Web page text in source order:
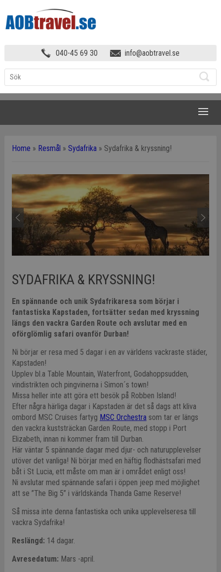
040-45 69 30 info@aobtravel.se
Home » Resmål » Sydafrika» Sydafrika & kryssning!
SYDAFRIKA & KRYSSNING!
En spännande och unik Sydafrikaresa som börjar i
fantastiska Kapstaden, fortsätter sedan med kryssning
längs den vackra Garden Route och avslutar med en
oförglömlig safari ovanför Durban!
Ni börjar er resa med 5 dagar i en av världens vackraste städer,
Kapstaden!
Upplev bl.a Table Mountain, Waterfront, Godahoppsudden,
vindistrikten och pingvinerna i Simon´s town!
Missa heller inte att göra ett besök på Robben Island!
Efter några härliga dagar i Kapstaden är det så dags att kliva
ombord MSC Cruises fartyg MSC Orchestrasom tar er längs
den vackra kuststräckan Garden Route, med stopp i Port
Elizabeth, innan ni kommer fram till Durban.
Här väntar 5 spännande dagar med djur- och naturupplevelser
utöver det vanliga! Ni börjar med en häftig flodhästsafari med
båt i St Lucia, ett måste om man är i området enligt oss!
Ni avslutar med spännande safari i öppen jeep med möjlighet
att se ”The Big 5” i världskända Thanda Game Reserve!
Så missa inte denna fantastiska och unika upplevelseresa till
vackra Sydafrika!
Reslängd: 14 dagar.
Avresedatum: Mars -april.